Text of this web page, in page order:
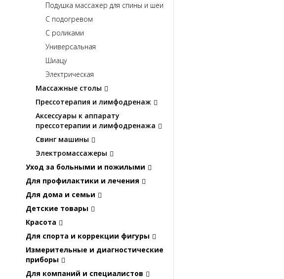
Подушка массажер для спины и шеи
С подогревом
С роликами
Универсальная
Шиацу
Электрическая
Массажные столы
Прессотерапия и лимфодренаж
Аксессуары к аппарату
прессотерапии и лимфодренажа
Свинг машины
Электромассажеры
Уход за больными и пожилыми
Для профилактики и лечения
Для дома и семьи
Детские товары
Красота
Для спорта и коррекции фигуры
Измерительные и диагностические
приборы
Для компаний и специалистов